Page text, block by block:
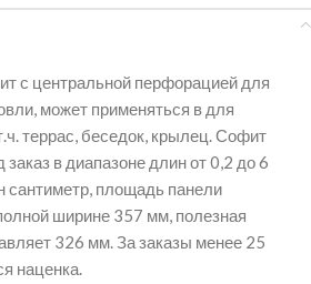
с центральной перфорацией для
может применяться в для
террас, беседок, крылец. Софит
заказ в диапазоне длин от 0,2 до 6
сантиметр, площадь панели
ширине 357 мм, полезная
326 мм. За заказы менее 25
наценка.